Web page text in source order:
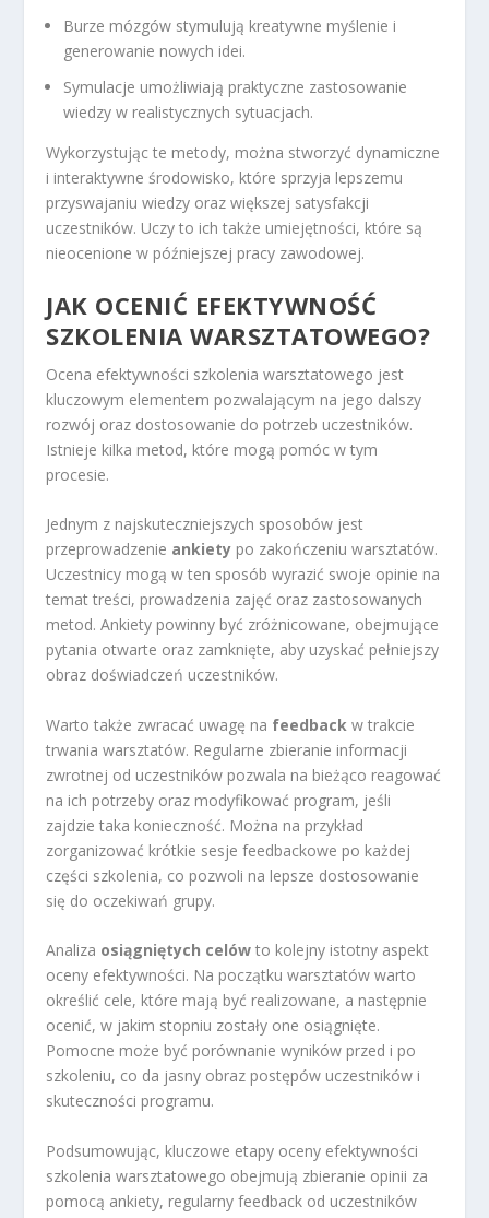
Burze mózgów stymulują kreatywne myślenie i
generowanie nowych idei.
Symulacje umożliwiają praktyczne zastosowanie
wiedzy w realistycznych sytuacjach.
Wykorzystując te metody, można stworzyć dynamiczne
i interaktywne środowisko, które sprzyja lepszemu
przyswajaniu wiedzy oraz większej satysfakcji
uczestników. Uczy to ich także umiejętności, które są
nieocenione w późniejszej pracy zawodowej.
JAK OCENIĆ EFEKTYWNOŚĆ
SZKOLENIA WARSZTATOWEGO?
Ocena efektywności szkolenia warsztatowego jest
kluczowym elementem pozwalającym na jego dalszy
rozwój oraz dostosowanie do potrzeb uczestników.
Istnieje kilka metod, które mogą pomóc w tym
procesie.
Jednym z najskuteczniejszych sposobów jest
przeprowadzenie ankiety po zakończeniu warsztatów.
Uczestnicy mogą w ten sposób wyrazić swoje opinie na
temat treści, prowadzenia zajęć oraz zastosowanych
metod. Ankiety powinny być zróżnicowane, obejmujące
pytania otwarte oraz zamknięte, aby uzyskać pełniejszy
obraz doświadczeń uczestników.
Warto także zwracać uwagę na feedback w trakcie
trwania warsztatów. Regularne zbieranie informacji
zwrotnej od uczestników pozwala na bieżąco reagować
na ich potrzeby oraz modyfikować program, jeśli
zajdzie taka konieczność. Można na przykład
zorganizować krótkie sesje feedbackowe po każdej
części szkolenia, co pozwoli na lepsze dostosowanie
się do oczekiwań grupy.
Analiza osiągniętych celów to kolejny istotny aspekt
oceny efektywności. Na początku warsztatów warto
określić cele, które mają być realizowane, a następnie
ocenić, w jakim stopniu zostały one osiągnięte.
Pomocne może być porównanie wyników przed i po
szkoleniu, co da jasny obraz postępów uczestników i
skuteczności programu.
Podsumowując, kluczowe etapy oceny efektywności
szkolenia warsztatowego obejmują zbieranie opinii za
pomocą ankiety, regularny feedback od uczestników